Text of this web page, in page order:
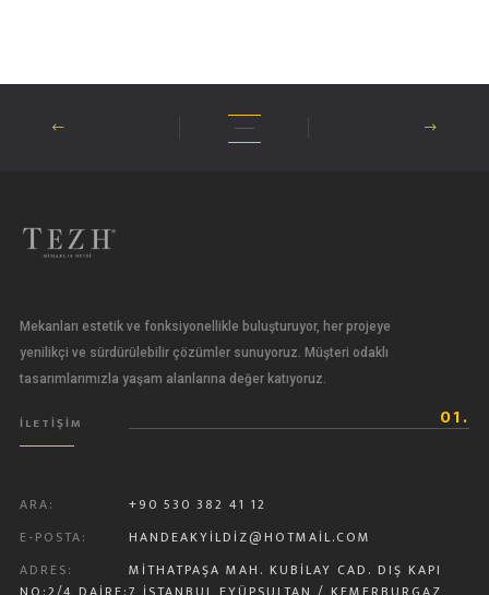
Mekanları estetik ve fonksiyonellikle buluşturuyor, her projeye
yenilikçi ve sürdürülebilir çözümler sunuyoruz. Müşteri odaklı
tasarımlarımızla yaşam alanlarına değer katıyoruz.
İLETİŞİM 01.
ARA:
+90 530 382 41 12
E-POSTA:
HANDEAKYILDIZ@HOTMAIL.COM
ADRES:
MITHATPAŞA MAH. KUBILAY CAD. DIŞ KAPI